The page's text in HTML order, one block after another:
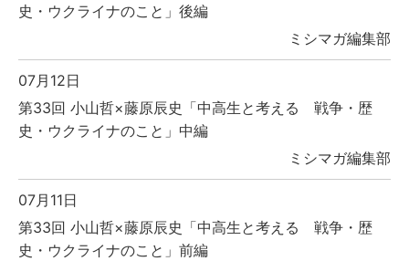
史・ウクライナのこと」後編
ミシマガ編集部
07月12日
第33回 小山哲×藤原辰史「中高生と考える 戦争・歴
史・ウクライナのこと」中編
ミシマガ編集部
07月11日
第33回 小山哲×藤原辰史「中高生と考える 戦争・歴
史・ウクライナのこと」前編